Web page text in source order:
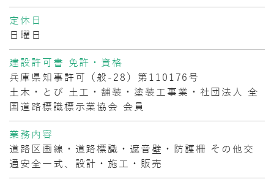
定休日
日曜日
建設許可書 免許・資格
兵庫県知事許可（般-28）第110176号
土木・とび 土工・舗装・塗装工事業・社団法人 全
国道路標識標示業協会 会員
業務内容
道路区画線・道路標識・遮音壁・防護柵 その他交
通安全一式、設計・施工・販売